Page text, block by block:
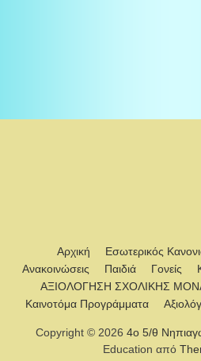
Αρχική
Εσωτερικός
Ανακοινώσεις
Παιδιά Γονείς
ΑΞΙΟΛΟΓΗΣΗ ΣΧΟΛΙΚΗΣ
Καινοτόμα Προγράμματα
Copyright © 2026 4ο 5/θ
Education από